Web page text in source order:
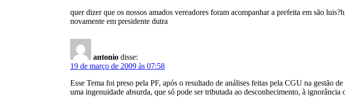
quer dizer que os nossos amados vereadores foram acompanhar a prefeita em são
novamente em presidente dutra
antonio disse:
19 de março de 2009 às 07:58
Esse Tema foi preso pela PF, após o resultado de análises feitas pela CGU na gestão
uma ingenuidade absurda, que só pode ser tributada ao desconhecimento, à